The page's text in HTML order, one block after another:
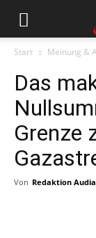
Start Meinung &
Das
Grenze
Von Redaktion